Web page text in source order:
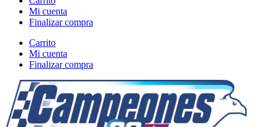
Mi cuenta
Finalizar compra
Carrito
Mi cuenta
Finalizar compra